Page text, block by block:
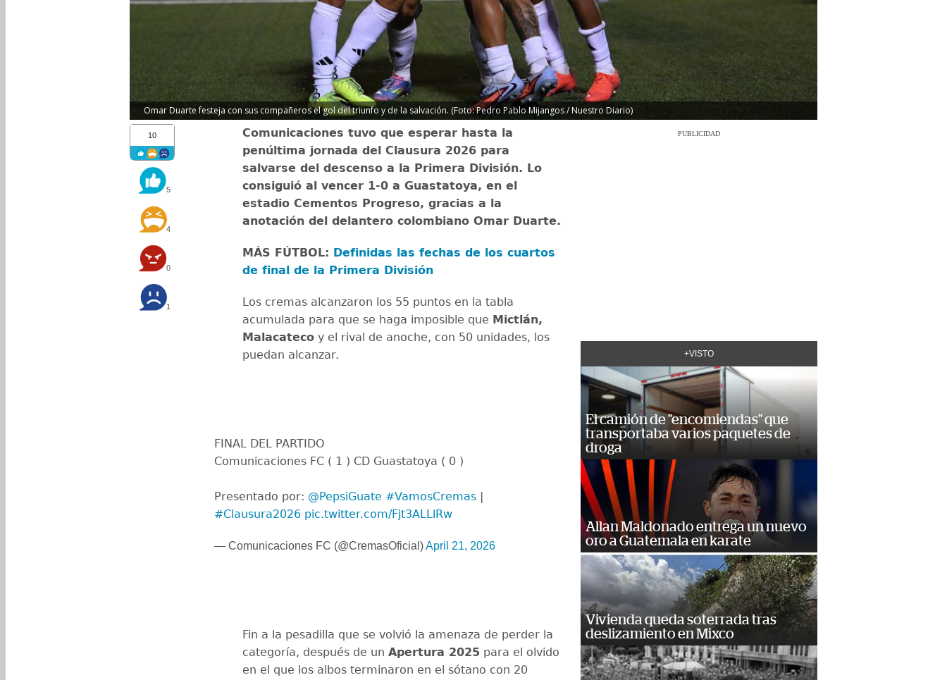
Omar Duarte festeja con sus compañeros el gol del triunfo y de la salvación. (Foto: Pedro Pablo Mijangos / Nuestro Diario)
10
5
4
0
1
Comunicaciones tuvo que esperar hasta la
penúltima jornada del Clausura 2026 para
salvarse del descenso a la Primera División. Lo
consiguió al vencer 1-0 a Guastatoya, en el
estadio Cementos Progreso, gracias a la
anotación del delantero colombiano Omar Duarte.
MÁS FÚTBOL: Definidas las fechas de los cuartos
de final de la Primera División
Los cremas alcanzaron los 55 puntos en la tabla
acumulada para que se haga imposible que Mictlán,
Malacateco y el rival de anoche, con 50 unidades, los
puedan alcanzar.
FINAL DEL PARTIDO
Comunicaciones FC ( 1 ) CD Guastatoya ( 0 )
Presentado por: @PepsiGuate #VamosCremas |
#Clausura2026 pic.twitter.com/Fjt3ALLlRw
— Comunicaciones FC (@CremasOficial)April 21, 2026
Fin a la pesadilla que se volvió la amenaza de perder la
categoría, después de un Apertura 2025 para el olvido
en el que los albos terminaron en el sótano con 20
PUBLICIDAD
+VISTO
El camión de "encomiendas" que
transportaba varios paquetes de
droga
Allan Maldonado entrega un nuevo
oro a Guatemala en karate
Vivienda queda soterrada tras
deslizamiento en Mixco